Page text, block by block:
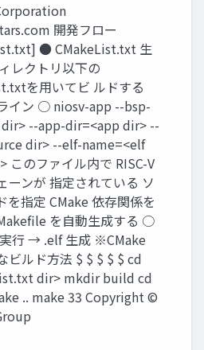
開発フロー
● CMakeList.txt 生
レクトリ以下の
を用いてビ ルドする
イン ○ niosv-app --bsp-
--app-dir=<app dir> --
dir> --elf-name=<elf
このファイル内で RISC-V
ーンが 指定されている ソ
を指定 CMake 依存関係を
を自動生成する ○
行 → .elf 生成 ※CMake
ビルド方法 $ $ $ $ $ cd
dir> mkdir build cd
.. make 33 Copyright ©